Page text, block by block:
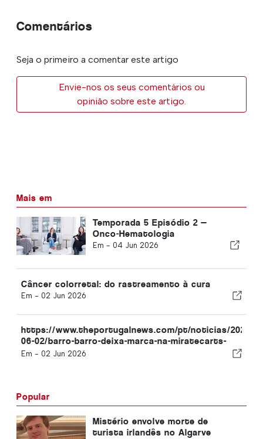
Comentários
Seja o primeiro a comentar este artigo
Envie-nos os seus comentários ou
opinião sobre este artigo.
Mais em
Temporada 5 Episódio 2 —
Onco‑Hematologia
Em - 04 Jun 2026
Câncer colorretal: do rastreamento à cura
Em - 02 Jun 2026
https://www.theportugalnews.com/pt/noticias/2026-
06-02/barro-barro-deixa-marca-na-miratecarts-
galeria-costa/1032659
Em - 02 Jun 2026
Popular
Mistério envolve morte de
turista irlandês no Algarve